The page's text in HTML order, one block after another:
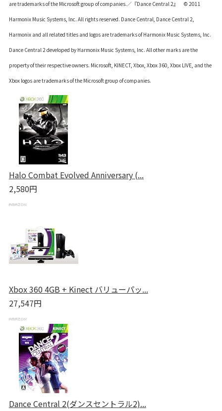
are trademarks of the Microsoft group of companies.／『Dance Central 2』 © 2011
Harmonix Music Systems, Inc. All rights reserved. Dance Central, Dance Central 2,
Harmonix and all related titles and logos are trademarks of Harmonix Music Systems, Inc.
Dance Central 2 developed by Harmonix Music Systems, Inc. All other marks are the
property of their respective owners. Microsoft, KINECT, Xbox, Xbox 360, Xbox LIVE, and the
Xbox logos are trademarks of the Microsoft group of companies.
Halo Combat Evolved Anniversary (...
2,580円
Xbox 360 4GB + Kinect バリューパッ...
27,547円
Dance Central 2(ダンスセントラル2)...